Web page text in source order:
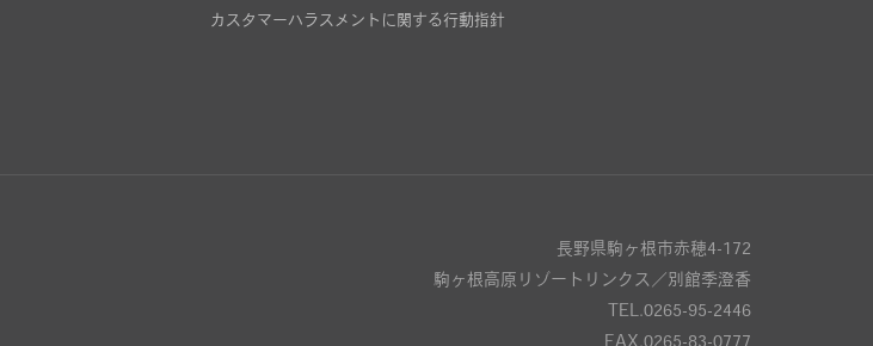
カスタマーハラスメントに関する行動指針
長野県駒ヶ根市赤穂4-172
駒ヶ根高原リゾートリンクス／別館季澄香
TEL.0265-95-2446